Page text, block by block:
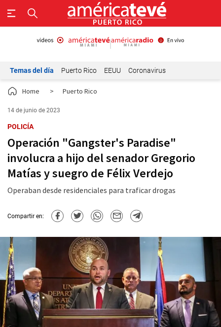
Temas del día Puerto Rico EEUU Coronavirus
Home > Puerto Rico
14 de junio de 2023
POLICÍA
Operación "Gangster's Paradise"
involucra a hijo del senador Gregorio
Matías y suegro de Félix Verdejo
Operaban desde residenciales para traficar drogas
Compartir en: